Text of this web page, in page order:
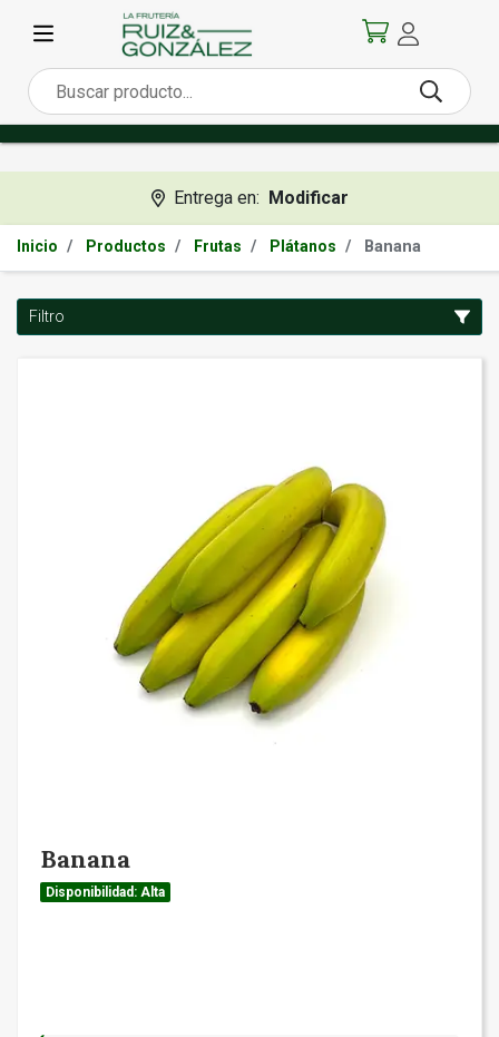
Entrega en: Modificar
Inicio Productos Frutas Plátanos Banana
Filtro
Banana
Disponibilidad: Alta